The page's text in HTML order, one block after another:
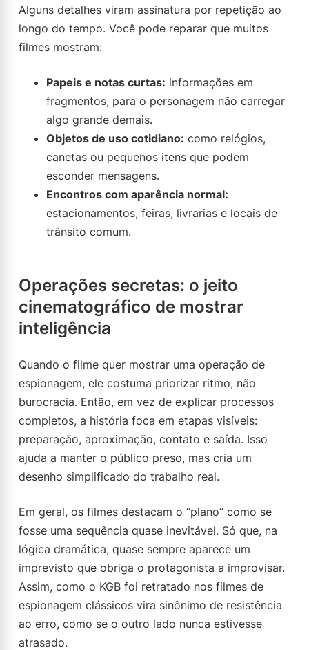
Alguns detalhes viram assinatura por repetição ao
longo do tempo. Você pode reparar que muitos
filmes mostram:
Papeis e notas curtas: informações em
fragmentos, para o personagem não carregar
algo grande demais.
Objetos de uso cotidiano: como relógios,
canetas ou pequenos itens que podem
esconder mensagens.
Encontros com aparência normal:
estacionamentos, feiras, livrarias e locais de
trânsito comum.
Operações secretas: o jeito
cinematográfico de mostrar
inteligência
Quando o filme quer mostrar uma operação de
espionagem, ele costuma priorizar ritmo, não
burocracia. Então, em vez de explicar processos
completos, a história foca em etapas visíveis:
preparação, aproximação, contato e saída. Isso
ajuda a manter o público preso, mas cria um
desenho simplificado do trabalho real.
Em geral, os filmes destacam o “plano” como se
fosse uma sequência quase inevitável. Só que, na
lógica dramática, quase sempre aparece um
imprevisto que obriga o protagonista a improvisar.
Assim, como o KGB foi retratado nos filmes de
espionagem clássicos vira sinônimo de resistência
ao erro, como se o outro lado nunca estivesse
atrasado.